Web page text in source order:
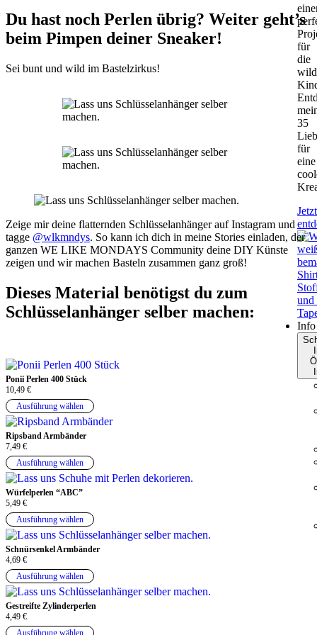
für
die
35
für
eine
Jetzt
Info
Du hast noch Perlen übrig? Weiter geht’s
beim Pimpen deiner Sneaker!
Sei bunt und wild im Bastelzirkus!
Zeige mir deine flatternden Schlüsselanhänger auf Instagram und
tagge @wlkmndys. So kann ich dich in meine Stories einladen, der
ganzen WE LIKE MONDAYS Community deine DIY Künste
zeigen und wir machen Basteln zusammen ganz groß!
Dieses Material benötigst du zum
Schlüsselanhänger selber machen:
Ponii Perlen 400 Stück
10,49 €
Ausführung wählen
Ripsband Armbänder
7,49 €
Ausführung wählen
Würfelperlen “ABC”
5,49 €
Ausführung wählen
Schnürsenkel Armbänder
4,69 €
Ausführung wählen
Gestreifte Zylinderperlen
4,49 €
Ausführung wählen